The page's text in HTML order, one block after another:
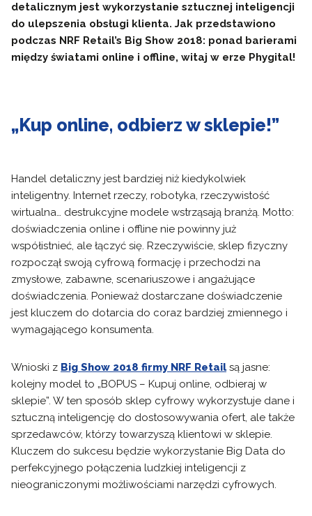
detalicznym jest wykorzystanie sztucznej inteligencji
do ulepszenia obsługi klienta. Jak przedstawiono
podczas NRF Retail’s Big Show 2018: ponad barierami
między światami online i offline, witaj w erze Phygital!
„Kup online, odbierz w sklepie!”
Handel detaliczny jest bardziej niż kiedykolwiek
inteligentny. Internet rzeczy, robotyka, rzeczywistość
wirtualna… destrukcyjne modele wstrząsają branżą. Motto:
doświadczenia online i offline nie powinny już
współistnieć, ale łączyć się. Rzeczywiście, sklep fizyczny
rozpoczął swoją cyfrową formację i przechodzi na
zmysłowe, zabawne, scenariuszowe i angażujące
doświadczenia. Ponieważ dostarczane doświadczenie
jest kluczem do dotarcia do coraz bardziej zmiennego i
wymagającego konsumenta.
Wnioski z Big Show 2018 firmy NRF Retailsą jasne:
kolejny model to „BOPUS – Kupuj online, odbieraj w
sklepie”. W ten sposób sklep cyfrowy wykorzystuje dane i
sztuczną inteligencję do dostosowywania ofert, ale także
sprzedawców, którzy towarzyszą klientowi w sklepie.
Kluczem do sukcesu będzie wykorzystanie Big Data do
perfekcyjnego połączenia ludzkiej inteligencji z
nieograniczonymi możliwościami narzędzi cyfrowych.